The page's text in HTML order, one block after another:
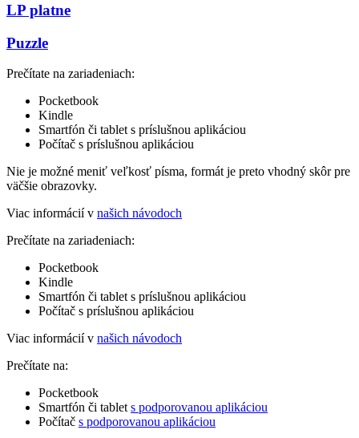
LP platne
Puzzle
Prečítate na zariadeniach:
Pocketbook
Kindle
Smartfón či tablet s príslušnou aplikáciou
Počítač s príslušnou aplikáciou
Nie je možné meniť veľkosť písma, formát je preto vhodný skôr pre
väčšie obrazovky.
Viac informácií v našich návodoch
Prečítate na zariadeniach:
Pocketbook
Kindle
Smartfón či tablet s príslušnou aplikáciou
Počítač s príslušnou aplikáciou
Viac informácií v našich návodoch
Prečítate na:
Pocketbook
Smartfón či tablet s podporovanou aplikáciou
Počítač s podporovanou aplikáciou